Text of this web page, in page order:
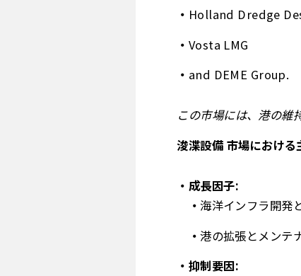
Holland Dredge
Vosta LMG
and DEME Group.
この市場には、港の維
浚渫設備 市場におけ
成長因子:
海洋インフラ開発
港の拡張とメンテ
抑制要因: